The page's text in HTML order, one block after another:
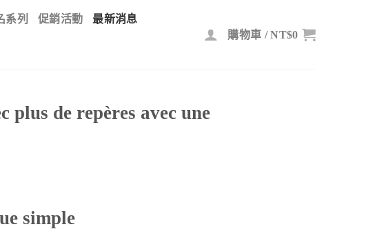
系列 促銷活動 最新消息
購物車 /NT$0
plus de repères avec une
simple